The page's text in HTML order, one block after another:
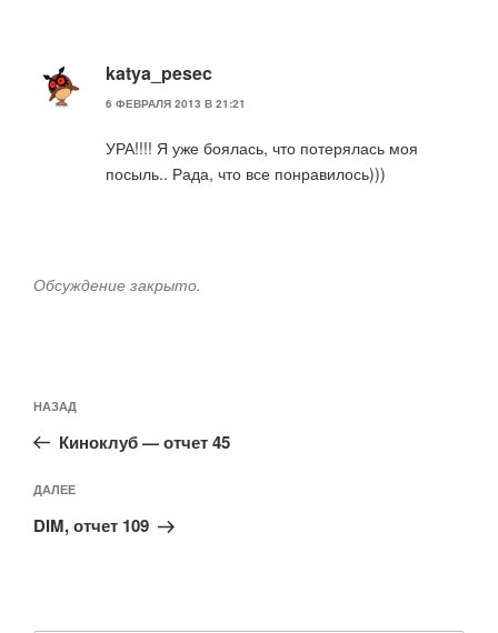
katya_pesec
6 ФЕВРАЛЯ 2013 В 21:21
УРА!!!! Я уже боялась, что потерялась моя
посыль.. Рада, что все понравилось)))
Обсуждение закрыто.
по
записям
Предыдущая
запись:
НАЗАД
Киноклуб — отчет 45
Следующая
запись
ДАЛЕЕ
DIM, отчет 109